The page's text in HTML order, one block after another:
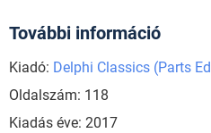
További információ
Kiadó: Delphi Classics (Parts
Oldalszám: 118
Kiadás éve: 2017